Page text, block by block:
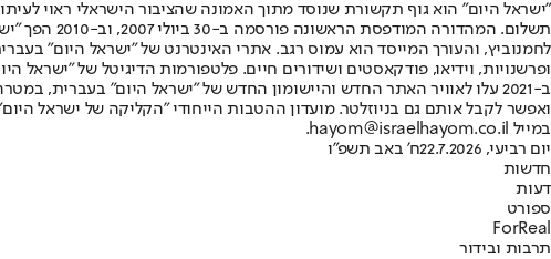
"ישראל היום" הוא גוף תקשורת שנוסד מתוך האמונה שהציבור הישראלי ראוי
תשלום.
ופרשנויות, וידיאו, פודקאסטים ושידורים חיים. פלטפורמות הדיגיטל של "ישראל
ב-2021 עלו לאוויר האתר החדש והיישומון החדש של "ישראל היום"
ואפשר לקבל אותם גם בניוזלטר. מועדון ההטבות הייחודי "הקליקה של ישראל
במייל hayom@israelhayom.co.il.
יום רביעי, 22.7.2026
ח' באב תשפ"ו
חדשות
דעות
ספורט
ForReal
תרבות ובידור